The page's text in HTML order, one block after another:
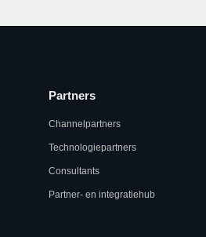
Partners
Channelpartners
Technologiepartners
Consultants
Partner- en integratiehub